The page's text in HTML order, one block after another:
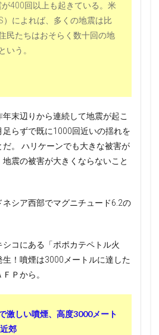
400回以上も起きている。米
）によれば、多くの地震は比
民たちはおそらく数十回の地
いう。
末辺りから連続して地震が起こ
らずで既に1000回近いの揺れを
。 ハリケーンでも大きな被害が
震の被害が大きくならないこと
ネシア西部でマグニチュード6.2の
シコにある「ポポカテペトル火
！噴煙は3000メートルに達した
Ｐから。
激しい噴煙、高度3000メート
郊